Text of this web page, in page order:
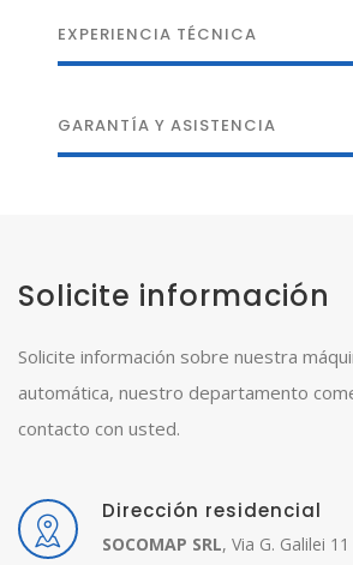
EXPERIENCIA TÉCNICA
GARANTÍA Y ASISTENCIA
Solicite información
Solicite información sobre nuestra
automática, nuestro departamento
contacto con usted.
Dirección residencial
SOCOMAP SRL, Via G. Galilei